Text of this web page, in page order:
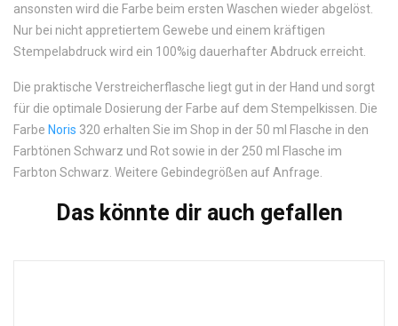
ansonsten wird die Farbe beim ersten Waschen wieder abgelöst.
Nur bei nicht appretiertem Gewebe und einem kräftigen
Stempelabdruck wird ein 100%ig dauerhafter Abdruck erreicht.
Die praktische Verstreicherflasche liegt gut in der Hand und sorgt
für die optimale Dosierung der Farbe auf dem Stempelkissen. Die
Farbe Noris 320 erhalten Sie im Shop in der 50 ml Flasche in den
Farbtönen Schwarz und Rot sowie in der 250 ml Flasche im
Farbton Schwarz. Weitere Gebindegrößen auf Anfrage.
Das könnte dir auch gefallen